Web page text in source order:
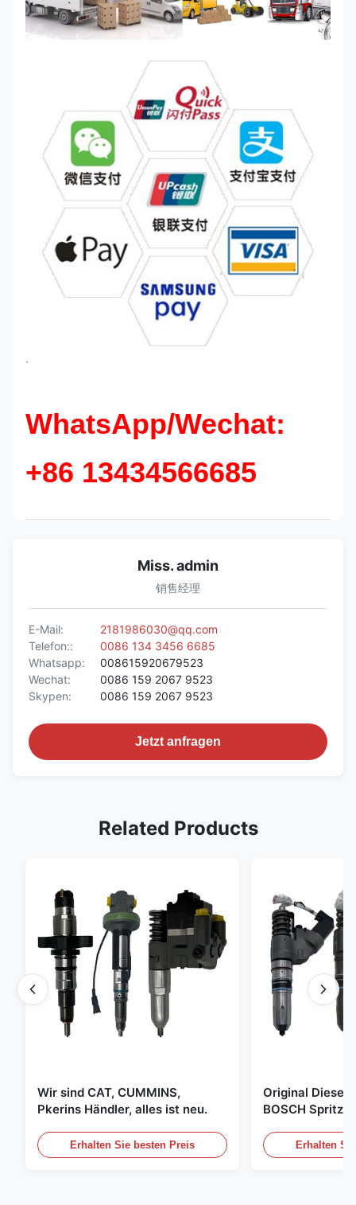
`
WhatsApp/Wechat:
+86 13434566685
Miss. admin
销售经理
E-Mail:
2181986030@qq.com
Telefon::
0086 134 3456 6685
Whatsapp:
008615920679523
Wechat:
0086 159 2067 9523
Skypen:
0086 159 2067 9523
Jetzt anfragen
Related Products
Wir sind CAT, CUMMINS,
Pkerins Händler, alles ist neu.
Erhalten Sie besten Preis
Original Diesel
BOSCH
Erhalten